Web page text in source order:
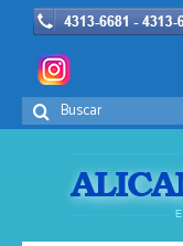
Buscar
por: